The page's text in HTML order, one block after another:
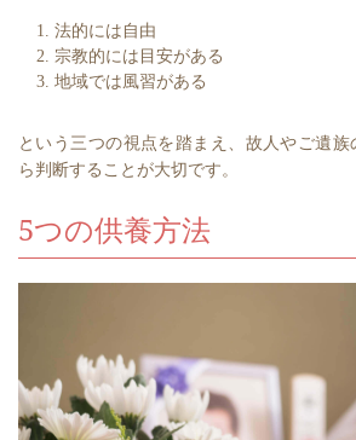
法的には自由
宗教的には目安がある
地域では風習がある
という三つの視点を踏まえ、故人やご遺
ら判断することが大切です。
5つの供養方法